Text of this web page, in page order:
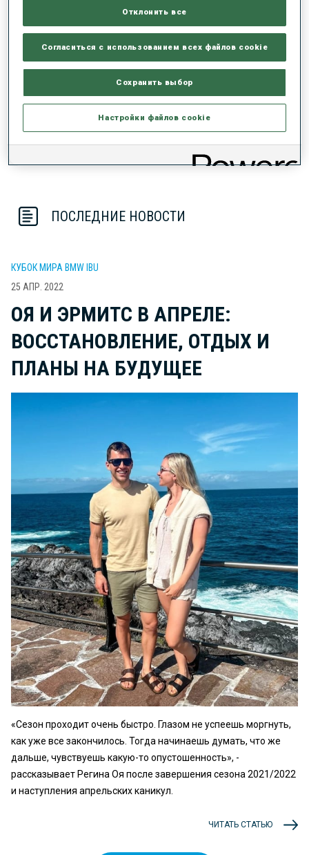
ПОСЛЕДНИЕ НОВОСТИ
КУБОК МИРА BMW IBU
25 АПР. 2022
ОЯ И ЭРМИТС В АПРЕЛЕ:
ВОССТАНОВЛЕНИЕ, ОТДЫХ И
ПЛАНЫ НА БУДУЩЕЕ
«Сезон проходит очень быстро. Глазом не успеешь моргнуть,
как уже все закончилось. Тогда начинаешь думать, что же
дальше, чувствуешь какую-то опустошенность», -
рассказывает Регина Оя после завершения сезона 2021/2022
и наступления апрельских каникул.
ЧИТАТЬ СТАТЬЮ
Отклонить все
Согласиться с использованием всех файлов cookie
Сохранить выбор
Настройки файлов cookie